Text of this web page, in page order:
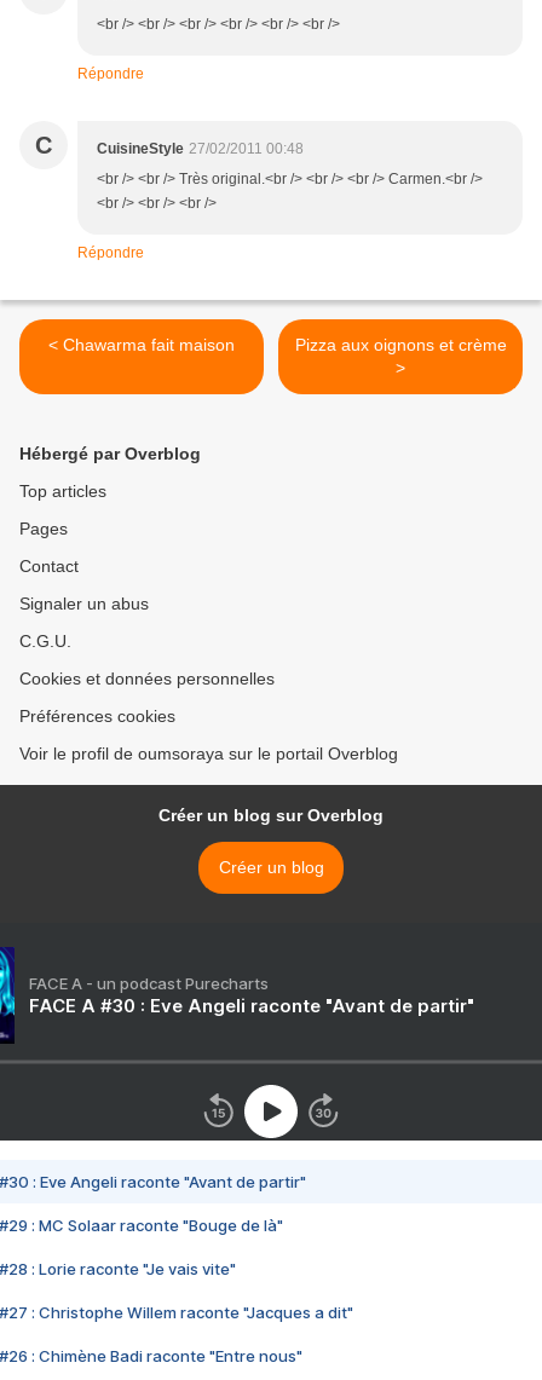
<br /> <br /> <br /> <br /> <br /> <br />
Répondre
C CuisineStyle 27/02/2011 00:48
<br /> <br /> Très original.<br /> <br /> <br /> Carmen.<br />
<br /> <br /> <br />
Répondre
< Chawarma fait maison
Pizza aux oignons et crème
>
Hébergé par Overblog
Top articles
Pages
Contact
Signaler un abus
C.G.U.
Cookies et données personnelles
Préférences cookies
Voir le profil de oumsoraya sur le portail Overblog
Créer un blog sur Overblog
Créer un blog
FACE A - un podcast Purecharts
FACE A #30 : Eve Angeli raconte "Avant de partir"
#30 : Eve Angeli raconte "Avant de partir"
#29 : MC Solaar raconte "Bouge de là"
#28 : Lorie raconte "Je vais vite"
#27 : Christophe Willem raconte "Jacques a dit"
#26 : Chimène Badi raconte "Entre nous"